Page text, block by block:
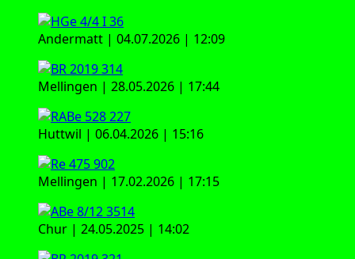
Andermatt | 04.07.2026 | 12:09
Mellingen | 28.05.2026 | 17:44
Huttwil | 06.04.2026 | 15:16
Mellingen | 17.02.2026 | 17:15
Chur | 24.05.2025 | 14:02